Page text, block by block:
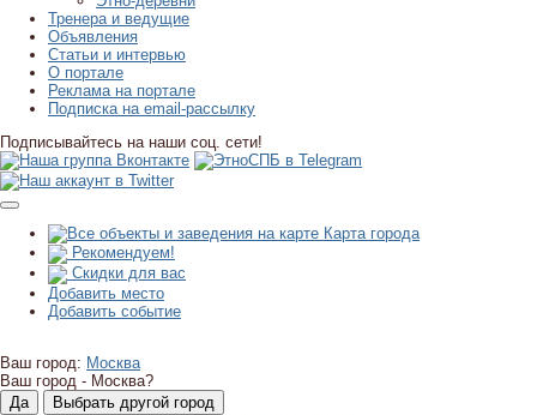
Тренера и ведущие
Объявления
Статьи и интервью
О портале
Реклама на портале
Подписка на email-рассылку
Подписывайтесь на наши соц. сети!
Карта города
Рекомендуем!
Скидки для вас
Добавить место
Добавить событие
Ваш город: Москва
Ваш город - Москва?